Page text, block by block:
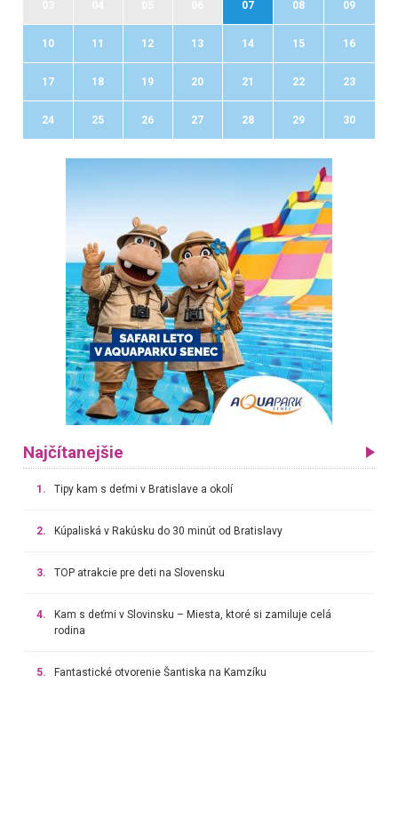
07 08 09
10 11 12 13 14 15 16
17 18 19 20 21 22 23
24 25 26 27 28 29 30
Najčítanejšie
1. Tipy kam s deťmi v Bratislave a okolí
2. Kúpaliská v Rakúsku do 30 minút od Bratislavy
3. TOP atrakcie pre deti na Slovensku
4.
Kam s deťmi v Slovinsku – Miesta, ktoré si zamiluje celá
rodina
5. Fantastické otvorenie Šantiska na Kamzíku